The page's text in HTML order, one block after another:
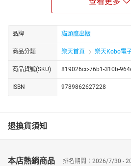
各類生物兵家必爭之地。對於史坦貝克
合小說家與科學家的觀點，帶領讀者一
程。
不曾讀過的史坦貝克
史坦貝克後期重要的作品皆深受自然
探索與交流加上對自然的觀察與思索更
考。立克茨作為史坦貝克這段時間的精
部小說作品中的角色原型。《柯提茲的
品牌 貓頭鷹出版
商品分類 樂天首頁 樂天Kobo電
商品貨號(SKU) 819026cc-76b1-310b-
ISBN 9789862627228
退換貨須知
本店熱銷商品 排名期間：2026/7/30 -